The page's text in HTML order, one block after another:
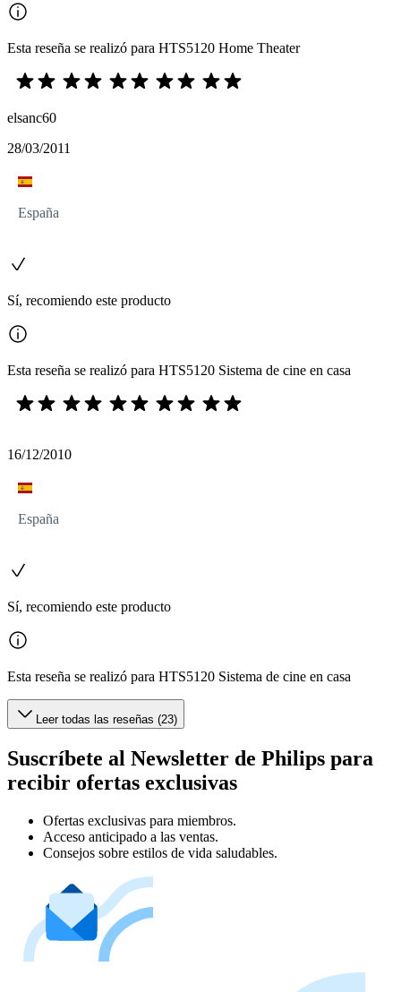
Esta reseña se realizó para HTS5120 Home Theater
elsanc60
28/03/2011
España
Sí, recomiendo este producto
Esta reseña se realizó para HTS5120 Sistema de cine en casa
16/12/2010
España
Sí, recomiendo este producto
Esta reseña se realizó para HTS5120 Sistema de cine en casa
Leer todas las reseñas (23)
Suscríbete al Newsletter de Philips para
recibir ofertas exclusivas
Ofertas exclusivas para miembros.
Acceso anticipado a las ventas.
Consejos sobre estilos de vida saludables.